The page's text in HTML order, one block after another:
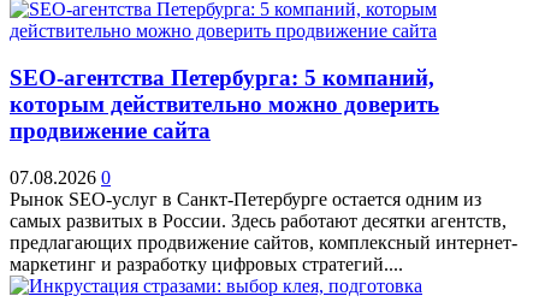
SEO-агентства Петербурга: 5 компаний,
которым действительно можно доверить
продвижение сайта
07.08.2026 0
Рынок SEO-услуг в Санкт-Петербурге остается одним из
самых развитых в России. Здесь работают десятки агентств,
предлагающих продвижение сайтов, комплексный интернет-
маркетинг и разработку цифровых стратегий....